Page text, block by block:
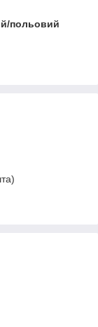
польовий